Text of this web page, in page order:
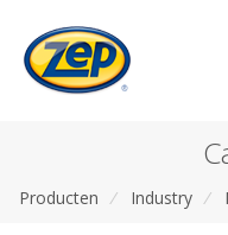
Producten / Industry /